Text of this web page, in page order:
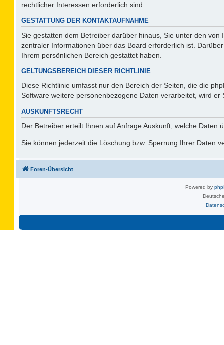
rechtlicher Interessen erforderlich sind.
GESTATTUNG DER KONTAKTAUFNAHME
Sie gestatten dem Betreiber darüber hinaus, Sie unter den
zentraler Informationen über das Board erforderlich ist.
Ihrem persönlichen Bereich gestattet haben.
GELTUNGSBEREICH DIESER RICHTLINIE
Diese Richtlinie umfasst nur den Bereich der Seiten, die die
Software weitere personenbezogene Daten verarbeitet, wird
AUSKUNFTSRECHT
Der Betreiber erteilt Ihnen auf Anfrage Auskunft, welche Daten
Sie können jederzeit die Löschung bzw. Sperrung Ihrer Daten
Foren-Übersicht
Powered by